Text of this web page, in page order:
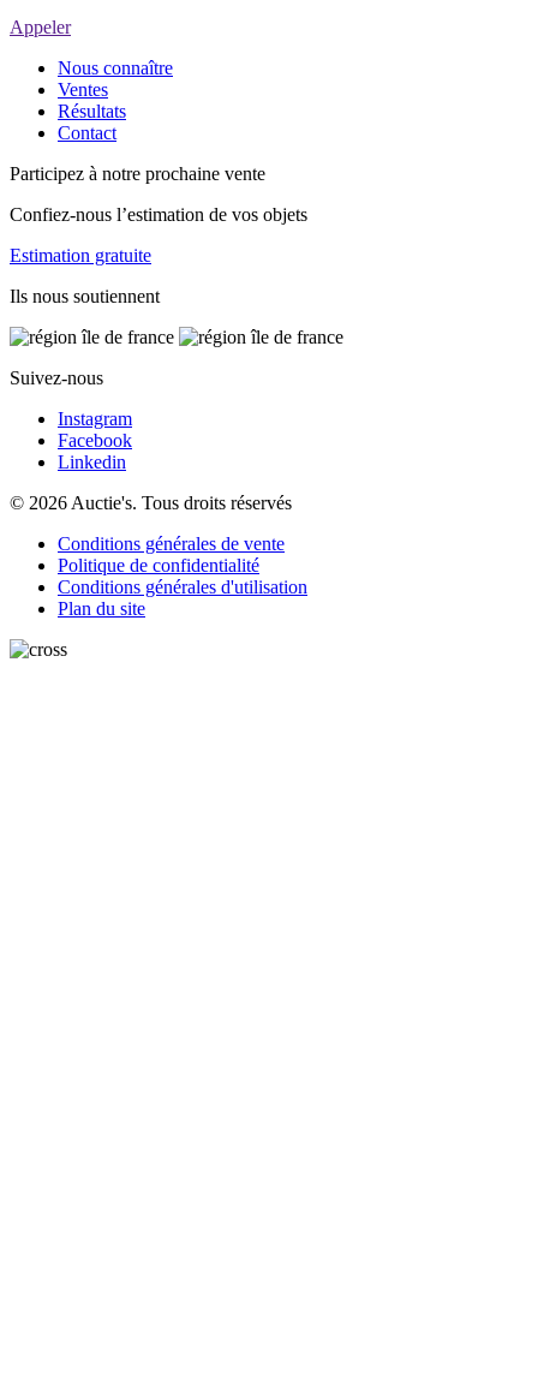
Appeler
Nous connaître
Ventes
Résultats
Contact
Participez à notre prochaine vente
Confiez-nous l’estimation de vos objets
Estimation gratuite
Ils nous soutiennent
Suivez-nous
Instagram
Facebook
Linkedin
© 2026 Auctie's. Tous droits réservés
Conditions générales de vente
Politique de confidentialité
Conditions générales d'utilisation
Plan du site